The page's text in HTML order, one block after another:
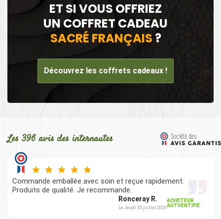
ET SI VOUS OFFRIEZ
UN COFFRET CADEAU
SACRÉ FRANÇAIS ?
Découvrez les coffrets cadeaux !
Les 396 avis des internautes
Commande emballée avec soin et reçue rapidement.
Produits de qualité. Je recommande.
Ronceray R.
Le Jeudi 30 juillet 2026
ACHETEUR
AUTHENTIFIÉ